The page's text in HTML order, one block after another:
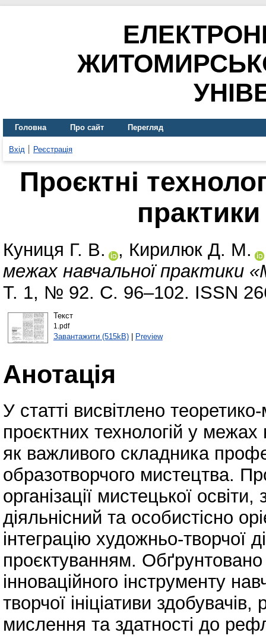
Головна Про сайт Перегляд
Вхід Реєстрація
Проєктні
Куниця Г. В. , Кирилюк Д. М.
межах навчальної практики
Т. 1, № 92. С. 96–102. ISSN
Текст
1.pdf
Завантажити (515kB)| Preview
Анотація
У статті висвітлено
проєктних технологій у
як важливого складника
образотворчого мистецтва.
організації мистецької
діяльнісний та особистісно
інтеграцію художньо-творчої
проєктуванням. Обґрунтовано
інноваційного інструменту
творчої ініціативи
мислення та здатності до